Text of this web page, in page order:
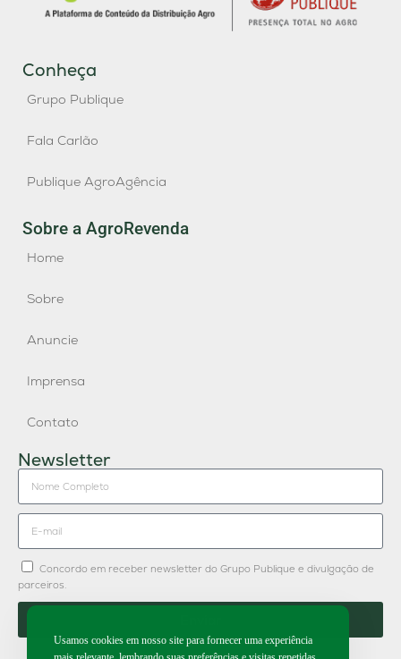
Conheça
Grupo Publique
Fala Carlão
Publique AgroAgência
Sobre a AgroRevenda
Home
Sobre
Anuncie
Imprensa
Contato
Newsletter
Concordo em receber newsletter do Grupo Publique e divulgação de
parceiros.
Usamos cookies em nosso site para fornecer uma experiência